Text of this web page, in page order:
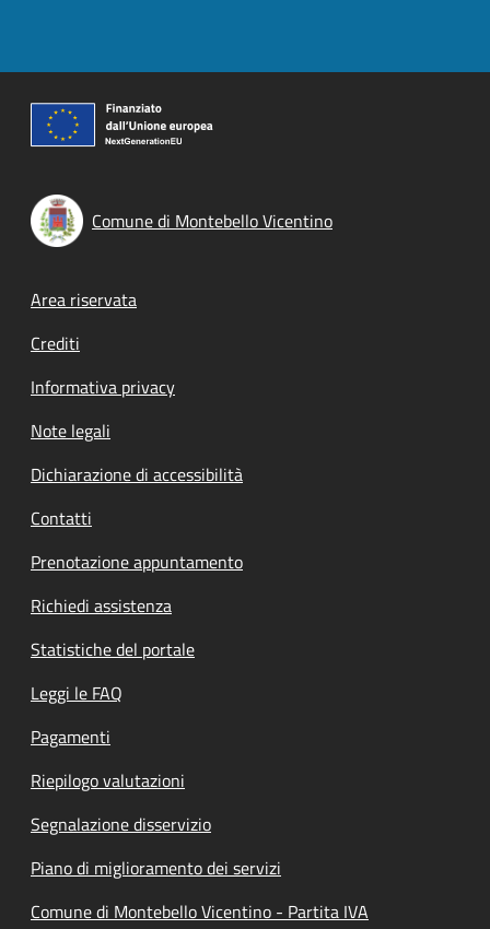
Comune di Montebello Vicentino
Footer menu
Area riservata
Crediti
Informativa privacy
Note legali
Dichiarazione di accessibilità
Contatti
Prenotazione appuntamento
Richiedi assistenza
Statistiche del portale
Leggi le FAQ
Pagamenti
Riepilogo valutazioni
Segnalazione disservizio
Piano di miglioramento dei servizi
Comune di Montebello Vicentino - Partita IVA